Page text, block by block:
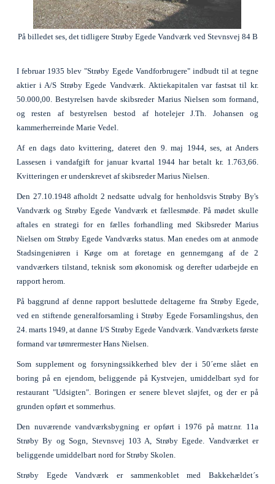
På billedet ses, det tidligere Strøby Egede Vandværk ved Stevnsvej 84 B
I februar 1935 blev "Strøby Egede Vandforbrugere" indbudt til at tegne
aktier i A/S Strøby Egede Vandværk. Aktiekapitalen var fastsat til kr.
50.000,00. Bestyrelsen havde skibsreder Marius Nielsen som formand,
og resten af bestyrelsen bestod af hotelejer J.Th. Johansen og
kammerherreinde Marie Vedel.
Af en dags dato kvittering, dateret den 9. maj 1944, ses, at Anders
Lassesen i vandafgift for januar kvartal 1944 har betalt kr. 1.763,66.
Kvitteringen er underskrevet af skibsreder Marius Nielsen.
Den 27.10.1948 afholdt 2 nedsatte udvalg for henholdsvis Strøby By's
Vandværk og Strøby Egede Vandværk et fællesmøde. På mødet skulle
aftales en strategi for en fælles forhandling med Skibsreder Marius
Nielsen om Strøby Egede Vandværks status. Man enedes om at anmode
Stadsingeniøren i Køge om at foretage en gennemgang af de 2
vandværkers tilstand, teknisk som økonomisk og derefter udarbejde en
rapport herom.
På baggrund af denne rapport besluttede deltagerne fra Strøby Egede,
ved en stiftende generalforsamling i Strøby Egede Forsamlingshus, den
24. marts 1949, at danne I/S Strøby Egede Vandværk. Vandværkets første
formand var tømrermester Hans Nielsen.
Som supplement og forsyningssikkerhed blev der i 50´erne slået en
boring på en ejendom, beliggende på Kystvejen, umiddelbart syd for
restaurant "Udsigten". Boringen er senere blevet sløjfet, og der er på
grunden opført et sommerhus.
Den nuværende vandværksbygning er opført i 1976 på matr.nr. 11a
Strøby By og Sogn, Stevnsvej 103 A, Strøby Egede. Vandværket er
beliggende umiddelbart nord for Strøby Skolen.
Strøby Egede Vandværk er sammenkoblet med Bakkehældet´s